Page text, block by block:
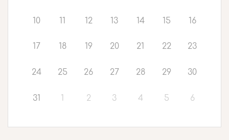
10 11 12 13 14 15 16
17 18 19 20 21 22 23
24 25 26 27 28 29 30
31 1 2 3 4 5 6